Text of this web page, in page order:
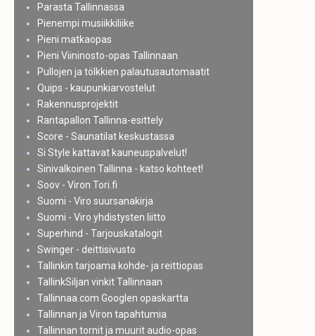
Parasta Tallinnassa
Pienempi musiikkiliike
Pieni matkaopas
Pieni Viininosto-opas Tallinnaan
Pullojen ja tölkkien palautusautomaatit
Quips - kaupunkiarvostelut
Rakennusprojektit
Rantapallon Tallinna-esittely
Score - Saunatilat keskustassa
Si Style kattavat kauneuspalvelut!
Sinivalkoinen Tallinna - katso kohteet!
Soov - Viron Tori.fi
Suomi - Viro suursanakirja
Suomi - Viro yhdistysten liitto
Superhind - Tarjouskatalogit
Swinger - deittisivusto
Tallinkin tarjoama kohde- ja reittiopas
TallinkSiljan vinkit Tallinnaan
Tallinnaa.com Googlen opaskartta
Tallinnan ja Viron tapahtumia
Tallinnan tornit ja muurit audio-opas